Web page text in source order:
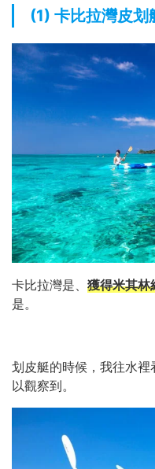
(1) 卡比拉灣皮划
卡比拉灣是、 獲得米其林
是。
划皮艇的時候，我往水裡
以觀察到。